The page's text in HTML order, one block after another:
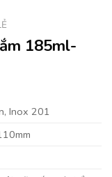
185ml-
Inox 201